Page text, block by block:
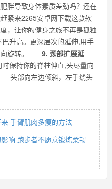
胖导致身体素质差劲吗？还在
紧来2265安卓网下载这款软
，让你的健身之旅不再是孤独
升高。更深层次的延伸,用手
向旋转。 9. 颈部扩展延
保持你的脊柱伸直,头尽量向
头部向左边倾斜，左手绕头
手臂肌肉多痩的方法
响 跑步者不愿意锻炼柔韧